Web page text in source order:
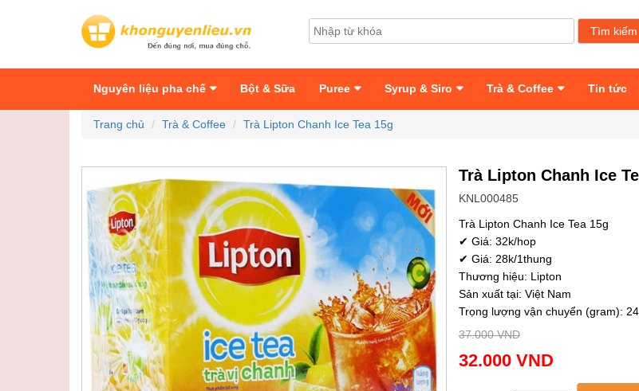
Nguyên liệu pha chế Bột & Sữa Puree Syrup & Siro Trà & Coffee Tin tức
Trang chủ Trà & Coffee Trà Lipton Chanh Ice Tea 15g
Trà Lipton Chanh Ice
KNL000485
Trà Lipton Chanh Ice Tea 15g
✔ Giá: 32k/hop
✔ Giá: 28k/1thung
Thương hiệu: Lipton
Sản xuất tại: Việt Nam
Trọng lượng vận chuyển (gram):
37.000 VND
32.000 VND